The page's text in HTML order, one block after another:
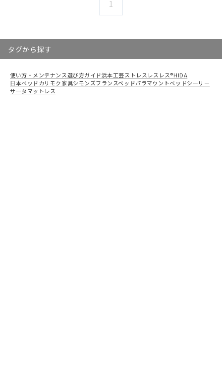
1
タグから探す
使い方・メンテナンス選び方ガイド浜本工芸ストレスレスレス®HIDA
日本ベッドカリモク家具シモンズフランスベッドパラマウントベッドシーリー
サータマットレス